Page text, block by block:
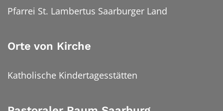
Pfarrei St. Lambertus Saarburger Land
Orte von Kirche
Katholische Kindertagesstätten